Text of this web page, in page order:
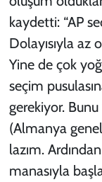
kaydetti: “AP
Dolayısıyla az
Yine de çok
seçim
gerekiyor.
(Almanya
lazım.
manasıyla